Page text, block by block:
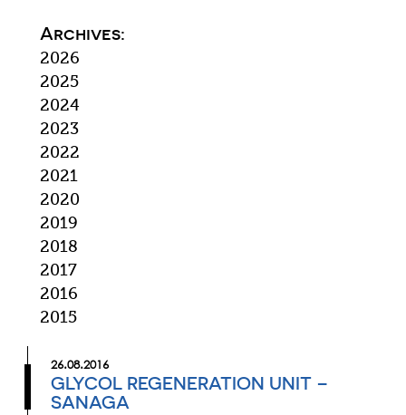
Archives:
2026
2025
2024
2023
2022
2021
2020
2019
2018
2017
2016
2015
26.08.2016
GLYCOL REGENERATION UNIT –
SANAGA